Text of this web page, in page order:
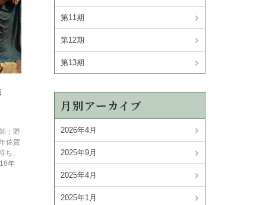
：野
佐賀
ち、
年
第11期
第12期
第13期
月別アーカイブ
2026年4月
2025年9月
2025年4月
2025年1月